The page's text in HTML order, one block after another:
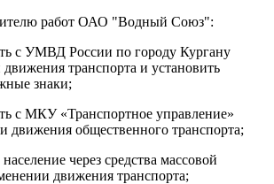
работ ОАО "Водный Союз":
с УМВД России по городу Кургану
транспорта и установить
знаки;
с МКУ «Транспортное управление»
движения общественного транспорта;
через средства массовой
движения транспорта;